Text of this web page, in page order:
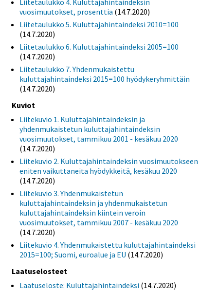
vuosimuutokset, prosenttia (14.7.2020)
Liitetaulukko 5. Kuluttajahintaindeksi 2010=100
(14.7.2020)
Liitetaulukko 6. Kuluttajahintaindeksi 2005=100
(14.7.2020)
Liitetaulukko 7. Yhdenmukaistettu
kuluttajahintaindeksi 2015=100 hyödykeryhmittäin
(14.7.2020)
Kuviot
Liitekuvio 1. Kuluttajahintaindeksin ja
yhdenmukaistetun kuluttajahintaindeksin
vuosimuutokset, tammikuu 2001 - kesäkuu 2020
(14.7.2020)
Liitekuvio 2. Kuluttajahintaindeksin vuosimuutokseen
eniten vaikuttaneita hyödykkeitä, kesäkuu 2020
(14.7.2020)
Liitekuvio 3. Yhdenmukaistetun
kuluttajahintaindeksin ja yhdenmukaistetun
kuluttajahintaindeksin kiintein veroin
vuosimuutokset, tammikuu 2007 - kesäkuu 2020
(14.7.2020)
Liitekuvio 4. Yhdenmukaistettu kuluttajahintaindeksi
2015=100; Suomi, euroalue ja EU (14.7.2020)
Laatuselosteet
Laatuseloste: Kuluttajahintaindeksi (14.7.2020)